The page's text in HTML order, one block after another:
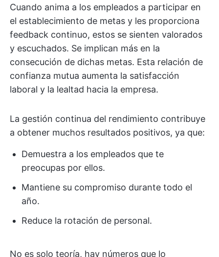
Cuando anima a los empleados a participar en
el establecimiento de metas y les proporciona
feedback continuo, estos se sienten valorados
y escuchados. Se implican más en la
consecución de dichas metas. Esta relación de
confianza mutua aumenta la satisfacción
laboral y la lealtad hacia la empresa.
La gestión continua del rendimiento contribuye
a obtener muchos resultados positivos, ya que:
Demuestra a los empleados que te
preocupas por ellos.
Mantiene su compromiso durante todo el
año.
Reduce la rotación de personal.
No es solo teoría, hay números que lo